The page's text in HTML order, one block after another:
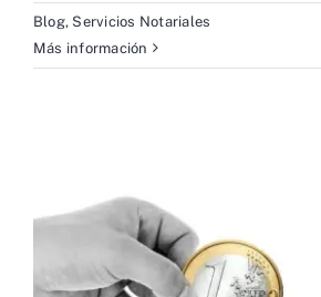
Blog, Servicios Notariales
Más información